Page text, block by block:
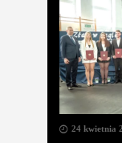
24 kwietnia